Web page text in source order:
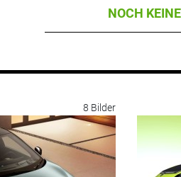
NOCH KEINE
8 Bilder